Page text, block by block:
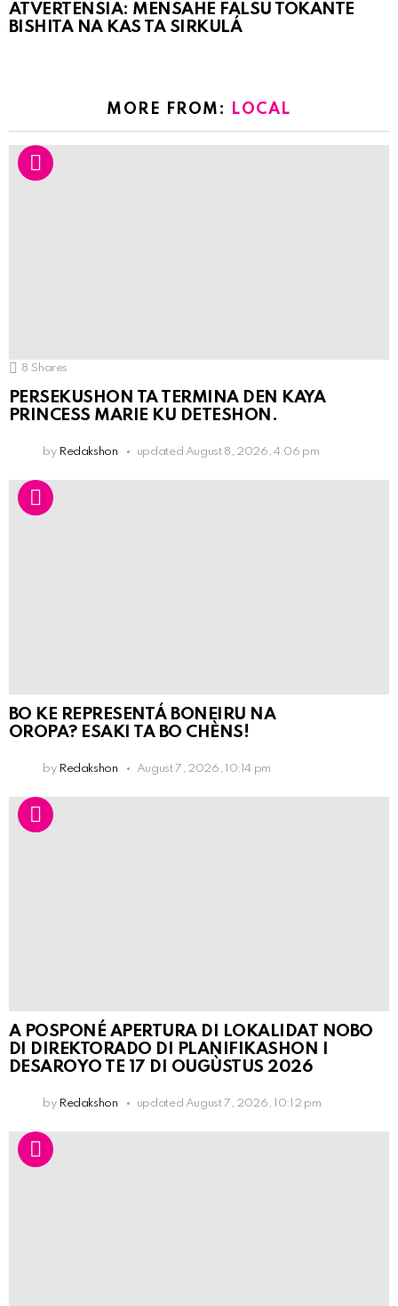
ATVERTENSIA: MENSAHE FALSU TOKANTE
BISHITA NA KAS TA SIRKULÁ
MORE FROM: LOCAL
8 Shares
PERSEKUSHON TA TERMINA DEN KAYA
PRINCESS MARIE KU DETESHON.
by Redakshon updated August 8, 2026, 4:06 pm
BO KE REPRESENTÁ BONEIRU NA
OROPA? ESAKI TA BO CHÈNS!
by Redakshon August 7, 2026, 10:14 pm
A POSPONÉ APERTURA DI LOKALIDAT NOBO
DI DIREKTORADO DI PLANIFIKASHON I
DESAROYO TE 17 DI OUGÙSTUS 2026
by Redakshon updated August 7, 2026, 10:12 pm